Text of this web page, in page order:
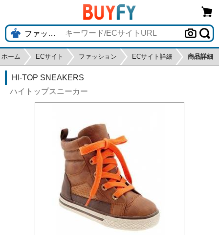
ホーム ECサイト ファッション ECサイト詳細 商品詳細
HI-TOP SNEAKERS
ハイトップスニーカー